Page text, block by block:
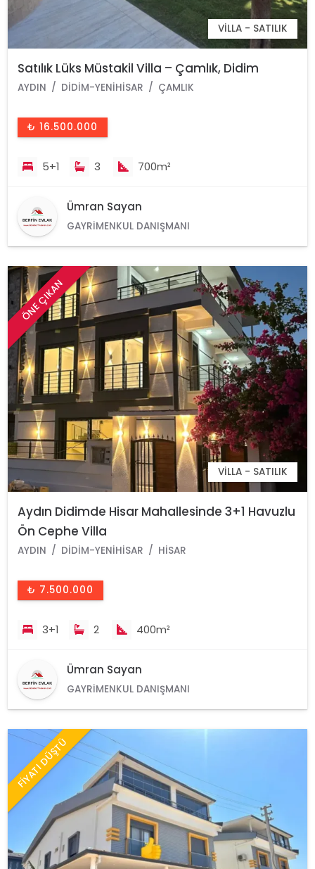
VILLA - SATILIK
Satılık Lüks Müstakil Villa – Çamlık, Didim
AYDIN DIDIM-YENIHISAR ÇAMLIK
₺ 16.500.000
5+1 3 700m²
Ümran Sayan
GAYRIMENKUL DANIŞMANI
ÖNE ÇIKAN
VILLA - SATILIK
Aydın Didimde Hisar Mahallesinde 3+1 Havuzlu
Ön Cephe Villa
AYDIN DIDIM-YENIHISAR HISAR
₺ 7.500.000
3+1 2 400m²
Ümran Sayan
GAYRIMENKUL DANIŞMANI
FİYATI DÜŞTÜ